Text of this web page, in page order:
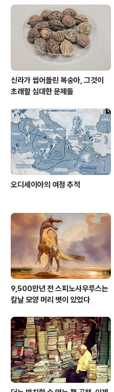
마침내 수거해 까니 그냥 골아떨어진다.
기담요건 전자파 운운이야 논외로 친다 해
는 단점은 있다. 하지만 그 이로움은 그
도 남는다. 꼭 나이들어 필요한 것도 아..
신라가 씹어돌린 복숭아, 그것이
초래할 심대한 문제들
오디세이아의 여정 추적
9,500만년 전 스피노사우루스는
칼날 모양 머리 볏이 있었다